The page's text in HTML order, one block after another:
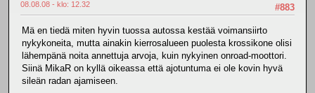
#883
08.08.08 - klo: 12.32
Mä en tiedä miten hyvin tuossa autossa kestää voimansiirto
nykykoneita, mutta ainakin kierrosalueen puolesta krossikone olisi
lähempänä noita annettuja arvoja, kuin nykyinen onroad-moottori.
Siinä MikaR on kyllä oikeassa että ajotuntuma ei ole kovin hyvä
sileän radan ajamiseen.